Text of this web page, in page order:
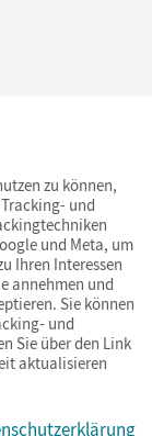
zu können,
und
und Meta, um
Ihren Interessen
annehmen und
Sie können
und
Sie über den Link
aktualisieren